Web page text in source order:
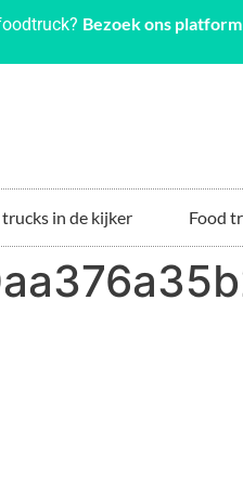
Bezoek ons
trucks in de kijker Food